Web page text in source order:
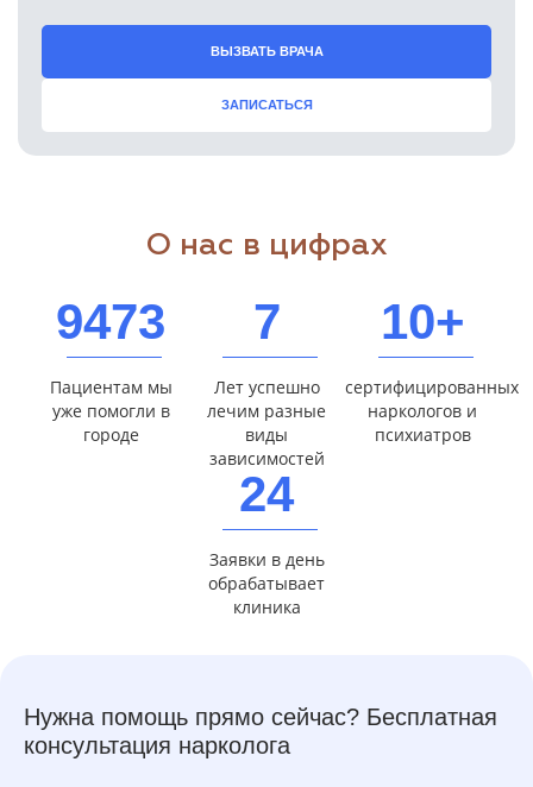
ВЫЗВАТЬ ВРАЧА
ЗАПИСАТЬСЯ
О нас в цифрах
9473
Пациентам мы
уже помогли в
городе
7
Лет успешно
лечим разные
виды
зависимостей
10+
сертифицированных
наркологов и
психиатров
24
Заявки в день
обрабатывает
клиника
Нужна помощь прямо сейчас? Бесплатная
консультация нарколога